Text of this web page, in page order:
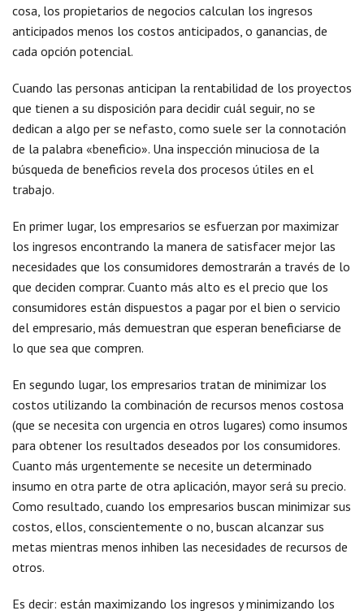
cosa, los propietarios de negocios calculan los ingresos
anticipados menos los costos anticipados, o ganancias, de
cada opción potencial.
Cuando las personas anticipan la rentabilidad de los proyectos
que tienen a su disposición para decidir cuál seguir, no se
dedican a algo per se nefasto, como suele ser la connotación
de la palabra «beneficio». Una inspección minuciosa de la
búsqueda de beneficios revela dos procesos útiles en el
trabajo.
En primer lugar, los empresarios se esfuerzan por maximizar
los ingresos encontrando la manera de satisfacer mejor las
necesidades que los consumidores demostrarán a través de lo
que deciden comprar. Cuanto más alto es el precio que los
consumidores están dispuestos a pagar por el bien o servicio
del empresario, más demuestran que esperan beneficiarse de
lo que sea que compren.
En segundo lugar, los empresarios tratan de minimizar los
costos utilizando la combinación de recursos menos costosa
(que se necesita con urgencia en otros lugares) como insumos
para obtener los resultados deseados por los consumidores.
Cuanto más urgentemente se necesite un determinado
insumo en otra parte de otra aplicación, mayor será su precio.
Como resultado, cuando los empresarios buscan minimizar sus
costos, ellos, conscientemente o no, buscan alcanzar sus
metas mientras menos inhiben las necesidades de recursos de
otros.
Es decir: están maximizando los ingresos y minimizando los